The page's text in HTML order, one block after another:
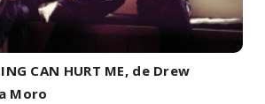
CAN HURT ME, de Drew
Moro